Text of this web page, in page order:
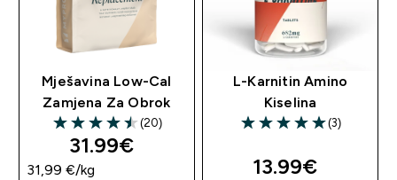
Mješavina Low-Cal
Zamjena Za Obrok
4.5 out of 5 stars
(20)
31.99€‎
31,99 €‎/kg
L-Karnitin Amino
Kiselina
5 out of 5 stars
(3)
13.99€‎